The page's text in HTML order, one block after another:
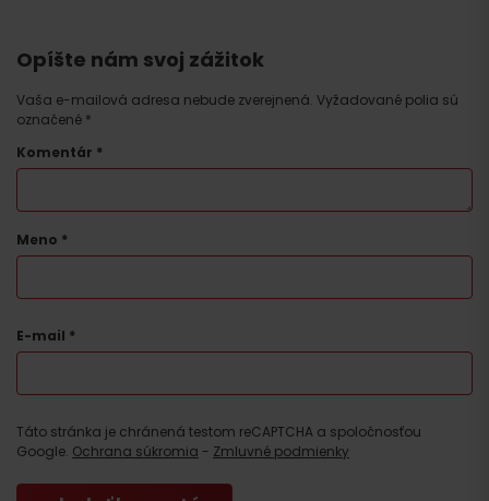
Opíšte nám svoj zážitok
Vaša e-mailová adresa nebude zverejnená. Vyžadované polia sú
označené *
Komentár *
Meno *
E-mail *
Táto stránka je chránená testom reCAPTCHA a spoločnosťou
Google. Ochrana súkromia - Zmluvné podmienky